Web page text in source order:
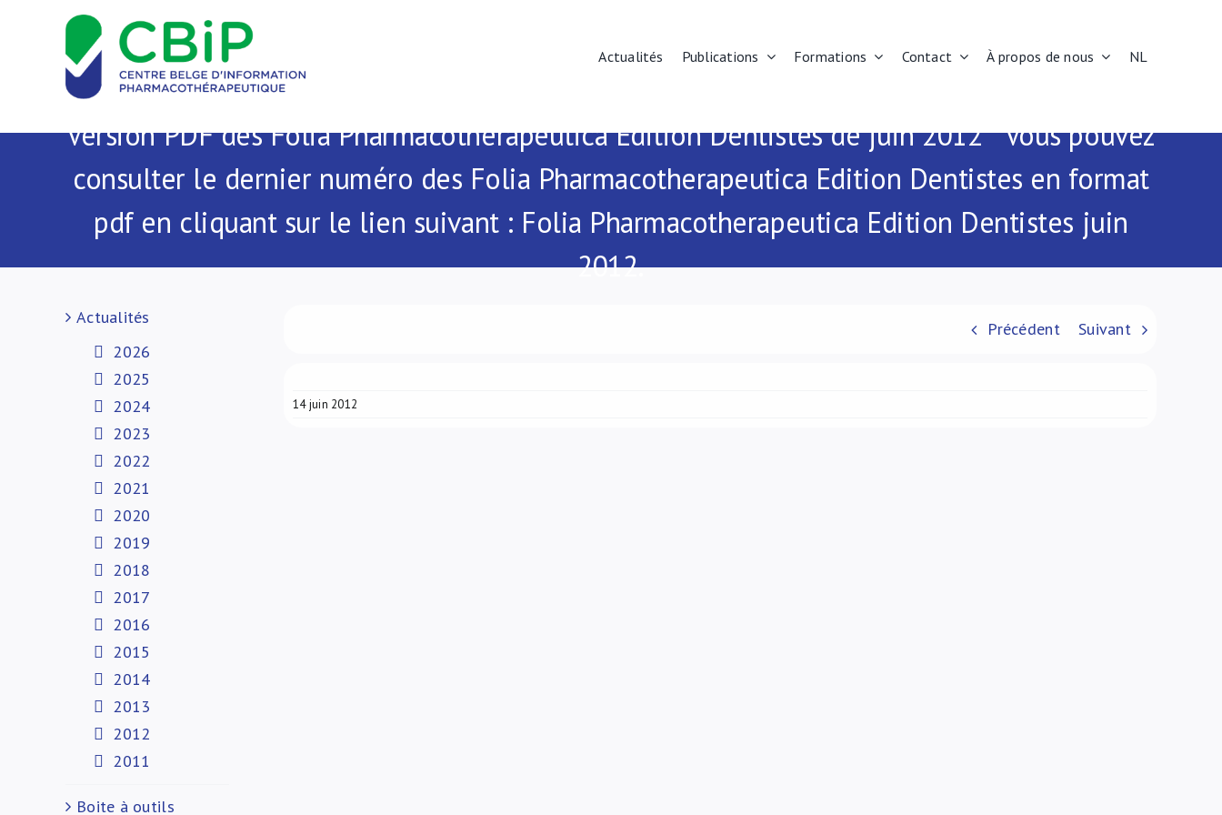
Actualités Publications Formations Contact À propos de nous NL
Version PDF des Folia Pharmacotherapeutica Edition Dentistes de juin 2012 Vous pouvez
consulter le dernier numéro des Folia Pharmacotherapeutica Edition Dentistes en format
pdf en cliquant sur le lien suivant : Folia Pharmacotherapeutica Edition Dentistes juin
2012.
Précédent Suivant
14 juin 2012
Actualités
2026
2025
2024
2023
2022
2021
2020
2019
2018
2017
2016
2015
2014
2013
2012
2011
Boite à outils